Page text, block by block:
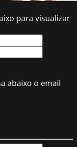
para visualizar
abaixo o email